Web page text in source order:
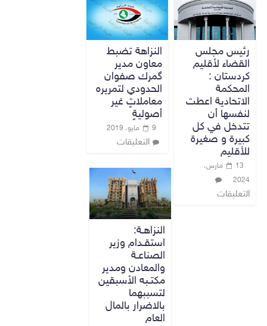
رئيس مجلس
القضاء لأقليم
كردستان :
المحكمة
الاتحادية اعطت
لنفسها أن
تتدخل في كل
كبيرة و صغيرة
للأقليم
13 مارس،
2024
التعليقات
النزاهة تضبط
معاون مدير
گمرك صفوان
الحدودي لتمريره
معاملاتٍ غير
أصوليةٍ
9 مايو، 2019
التعليقات
النزاهـة:
استقـدام وزير
الصناعـة
والمعادن ومدير
مكتـبه الأسبقين
لتسببهما
بالاضرار بالمال
العام